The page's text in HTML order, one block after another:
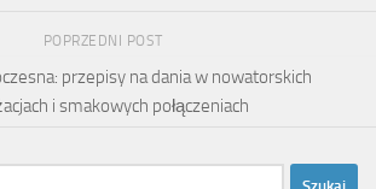
POPRZEDNI POST
przepisy na dania w nowatorskich
i smakowych połączeniach